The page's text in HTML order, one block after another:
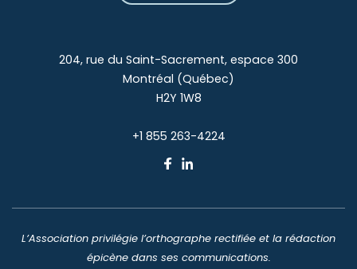
204, rue du Saint-Sacrement, espace 300
Montréal (Québec)
H2Y 1W8
+1 855 263-4224
L’Association privilégie l’orthographe rectifiée et la rédaction
épicène dans ses communications.